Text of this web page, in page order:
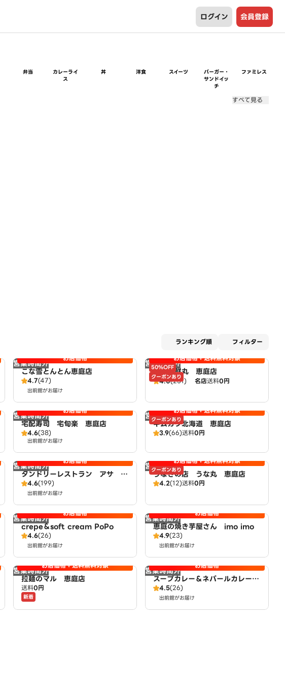
ログイン 会員登録
弁当
カレーライ
ス
丼 洋食 スイーツ
バーガー・
サンドイッ
チ
ファミレス
すべて見る
ランキング順 フィルター
営業時間外 お店価格
こな雪とんとん恵庭店
4.7(47)
出前館がお届け
営業時間外
50%OFF
クーポンあり
お店価格＋送料無料対象
札幌海鮮丸 恵庭店
4.0(251) 名店送料0円
営業時間外 お店価格
宅配寿司 宅旬楽 恵庭店
4.6(38)
出前館がお届け
営業時間外
クーポンあり
お店価格＋送料無料対象
キムカツ北海道 恵庭店
3.9(66)送料0円
営業時間外 お店価格
タンドリーレストラン アサ 恵
庭店
4.6(199)
出前館がお届け
営業時間外
クーポンあり
お店価格＋送料無料対象
うなぎの店 うな丸 恵庭店
4.2(12)送料0円
営業時間外 お店価格
crepe＆soft cream PoPo
4.6(26)
出前館がお届け
営業時間外 お店価格
恵庭の焼き芋屋さん imo imo
4.9(23)
出前館がお届け
営業時間外お店価格＋送料無料対象
拉麺のマル 恵庭店
送料0円
新着
営業時間外 お店価格
スープカレー＆ネパールカレー
ネパールダイニング 恵庭店
4.5(26)
出前館がお届け